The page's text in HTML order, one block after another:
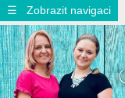
☰ Zobrazit navigaci